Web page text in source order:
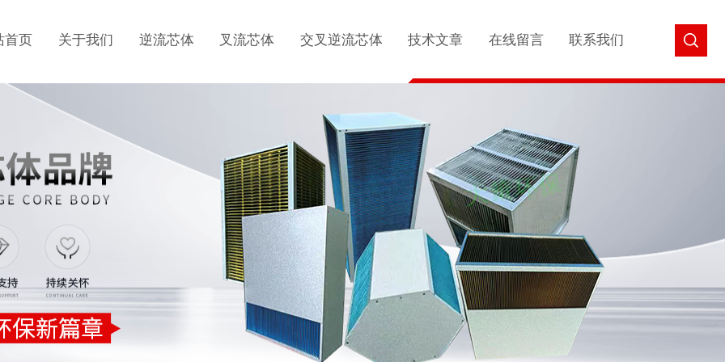
首页 关于我们 逆流芯体 叉流芯体 交叉逆流芯体 技术文章 在线留言 联系我们